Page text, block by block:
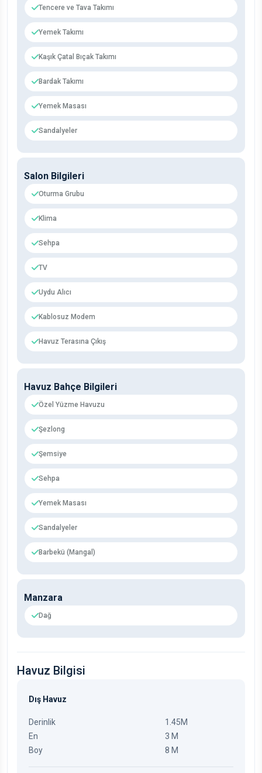
Tencere ve Tava Takımı
Yemek Takımı
Kaşık Çatal Bıçak Takımı
Bardak Takımı
Yemek Masası
Sandalyeler
Salon Bilgileri
Oturma Grubu
Klima
Sehpa
TV
Uydu Alıcı
Kablosuz Modem
Havuz Terasına Çıkış
Havuz Bahçe Bilgileri
Özel Yüzme Havuzu
Şezlong
Şemsiye
Sehpa
Yemek Masası
Sandalyeler
Barbekü (Mangal)
Manzara
Dağ
Havuz Bilgisi
Dış Havuz
Derinlik
1.45M
En
3 M
Boy
8 M